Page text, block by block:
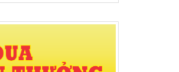
Để dân tin và làm theo